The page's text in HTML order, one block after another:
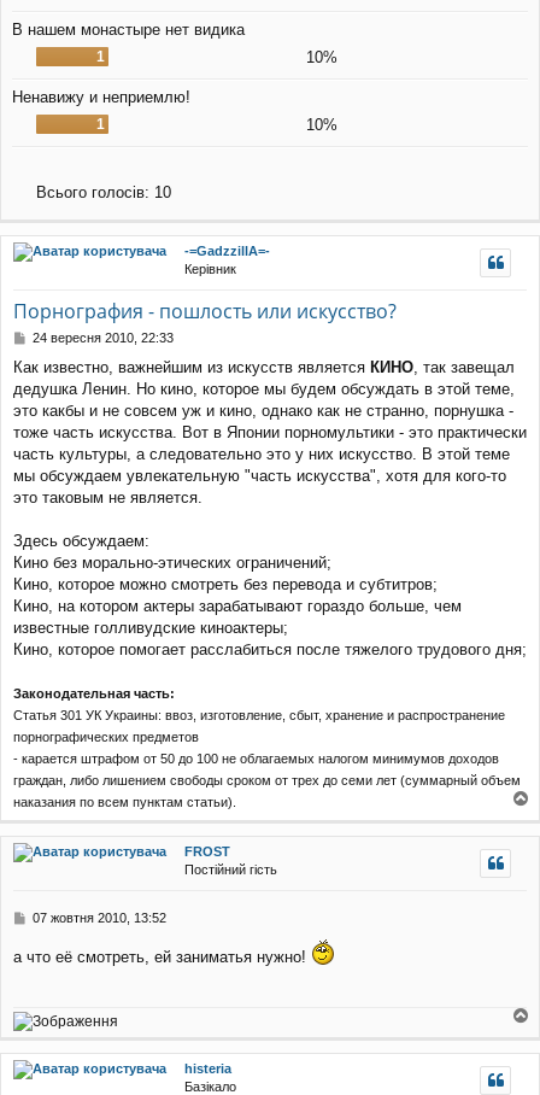
В нашем монастыре нет видика
1 10%
Ненавижу и неприемлю!
1 10%
Всього голосів: 10
-=GadzzillA=-
Керівник
Порнография - пошлость или искусство?
П
в
і
д
о
л
е
н
я
24 вересня 2010, 22:33
Как известно, важнейшим из искусств является КИНО , так завещал
дедушка Ленин. Но кино, которое мы будем обсуждать в этой теме,
это какбы и не совсем уж и кино, однако как не странно, порнушка -
тоже часть искусства. Вот в Японии порномультики - это практически
часть культуры, а следовательно это у них искусство. В этой теме
мы обсуждаем увлекательную "часть искусства", хотя для кого-то
это таковым не является.
Здесь обсуждаем:
Кино без морально-этических ограничений;
Кино, которое можно смотреть без перевода и субтитров;
Кино, на котором актеры зарабатывают гораздо больше, чем
известные голливудские киноактеры;
Кино, которое помогает расслабиться после тяжелого трудового дня;
Законодательная часть:
Статья 301 УК Украины: ввоз, изготовление, сбыт, хранение и распространение
порнографических предметов
- карается штрафом от 50 до 100 не облагаемых налогом минимумов доходов
граждан, либо лишением свободы сроком от трех до семи лет (суммарный объем
наказания по всем пунктам статьи).
о
г
FROST
Постійний гість
П
в
м
л
е
н
07 жовтня 2010, 13:52
а что её смотреть, ей заниматья нужно!
г
histeria
Базікало